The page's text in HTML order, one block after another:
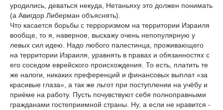
уродились, деваться некуда, Нетаньяху это должен понимать
(а Авигдор Либерман объяснять).
Что касается борьбы с терроризмом на территории Израиля
вообще, то я, наверное, выскажу очень непопулярную у
левых сил идею. Надо любого палестинца, проживающего
на территории Израиля, уравнять в правах и обязанностях с
его соседом еврейского происхождения. То есть, платить те
же налоги, никаких преференций и финансовых выплат «за
красивые глаза», а так же льгот при поступлении на учёбу и
приёме на работу. Пусть почувствуют себя полноправными
гражданами гостеприимной страны. Ну, а если не нравится -